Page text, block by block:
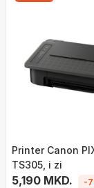
Printer Canon
TS305, i zi
5,190 MKD. -